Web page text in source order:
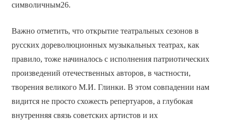
символичным26.
Важно отметить, что открытие театральных сезонов в
русских дореволюционных музыкальных театрах, как
правило, тоже начиналось с исполнения патриотических
произведений отечественных авторов, в частности,
творения великого М.И. Глинки. В этом совпадении нам
видится не просто схожесть репертуаров, а глубокая
внутренняя связь советских артистов и их